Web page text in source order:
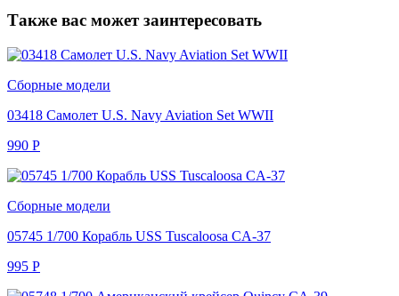
Также вас может заинтересовать
Сборные модели
03418 Самолет U.S. Navy Aviation Set WWII
990 Р
Сборные модели
05745 1/700 Корабль USS Tuscaloosa CA-37
995 Р